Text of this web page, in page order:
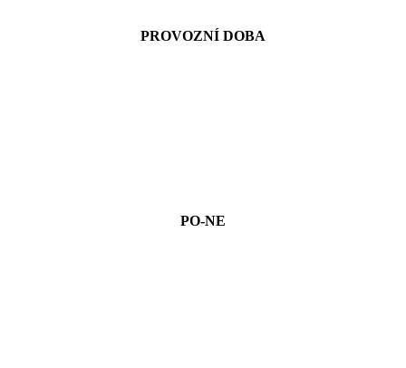
PROVOZNÍ DOBA
PO-NE